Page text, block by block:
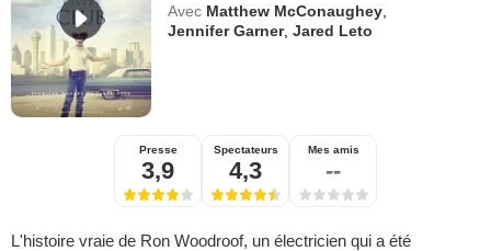
Avec Matthew McConaughey
Jennifer Garner,Jared Leto
Presse
3,9
Spectateurs
4,3
Mes amis
--
L'histoire vraie de Ron Woodroof, un électricien qui a été